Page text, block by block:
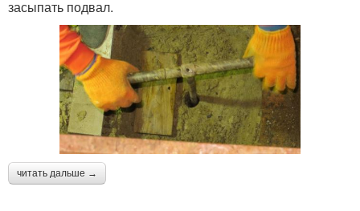
засыпать подвал.
читать дальше →